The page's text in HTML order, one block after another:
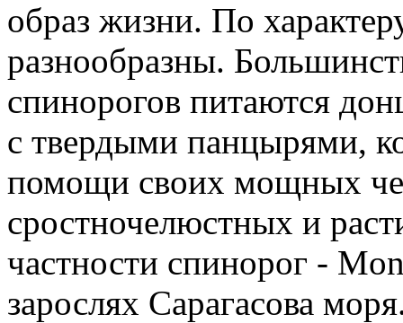
образ жизни. По
разнообразны.
спинорогов питаются
с твердыми панцырями,
помощи своих мощных
сростночелюстных и
частности спинорог -
зарослях Сарагасова